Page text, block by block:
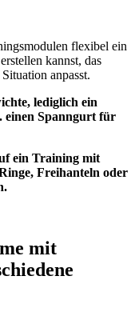
flexibel ein
kannst, das
anpasst.
lediglich ein
einen Spanngurt für
ein Training mit
Freihanteln oder
mit